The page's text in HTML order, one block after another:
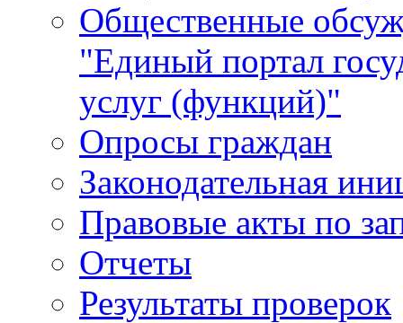
Общественные
"Единый портал
услуг (функций)"
Опросы граждан
Законодательная
Правовые акты по
Отчеты
Результаты проверок